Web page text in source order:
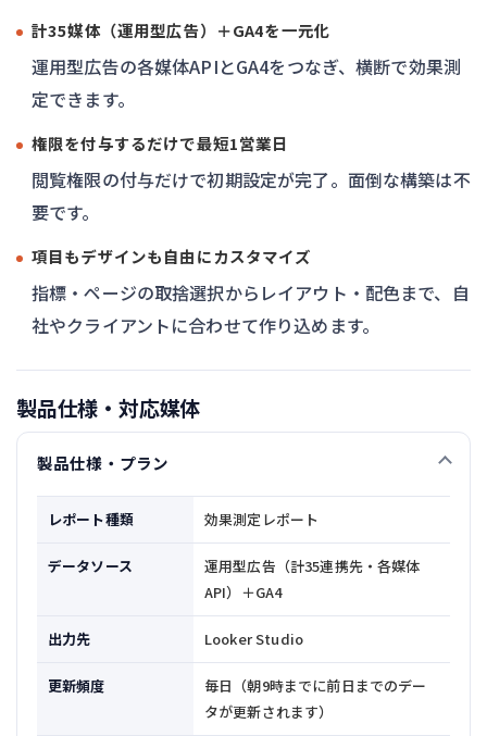
計35媒体（運用型広告）＋GA4を一元化
運用型広告の各媒体APIとGA4をつなぎ、横断で効果測
定できます。
権限を付与するだけで最短1営業日
閲覧権限の付与だけで初期設定が完了。面倒な構築は不
要です。
項目もデザインも自由にカスタマイズ
指標・ページの取捨選択からレイアウト・配色まで、自
社やクライアントに合わせて作り込めます。
製品仕様・対応媒体
製品仕様・プラン
レポート種類 効果測定レポート
データソース
運用型広告（計35連携先・各媒体
API）＋GA4
出力先 Looker Studio
更新頻度
毎日（朝9時までに前日までのデー
タが更新されます）